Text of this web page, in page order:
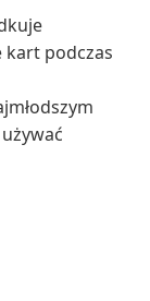
kart podczas